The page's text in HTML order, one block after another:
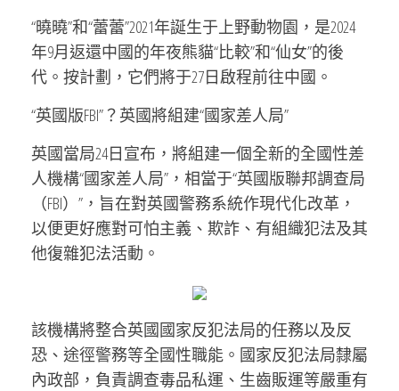
“曉曉”和“蕾蕾”2021年誕生于上野動物園，是2024
年9月返還中國的年夜熊貓“比較”和“仙女”的後
代。按計劃，它們將于27日啟程前往中國。
“英國版FBI”？英國將組建“國家差人局”
英國當局24日宣布，將組建一個全新的全國性差
人機構“國家差人局”，相當于“英國版聯邦調查局
（FBI）”，旨在對英國警務系統作現代化改革，
以便更好應對可怕主義、欺詐、有組織犯法及其
他復雜犯法活動。
該機構將整合英國國家反犯法局的任務以及反
恐、途徑警務等全國性職能。國家反犯法局隸屬
內政部，負責調查毒品私運、生齒販運等嚴重有